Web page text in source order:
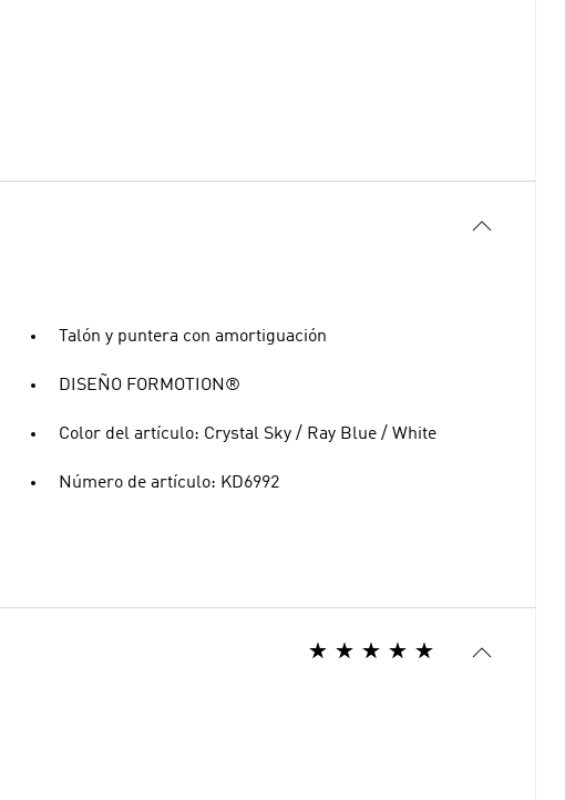
Talón y puntera con amortiguación
DISEÑO FORMOTION®
Color del artículo: Crystal Sky / Ray Blue / White
Número de artículo: KD6992